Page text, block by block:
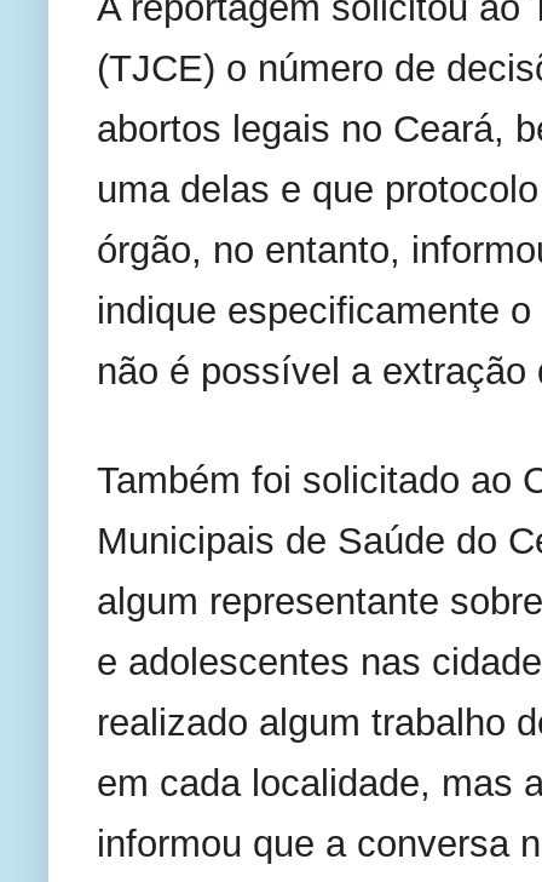
(TJCE) o número de
abortos legais no Ceará,
uma delas e que
órgão, no entanto,
indique especificamente
não é possível a
Também foi solicitado ao
Municipais de Saúde do
algum representante
e adolescentes nas
realizado algum trabalho
em cada localidade, mas
informou que a conversa